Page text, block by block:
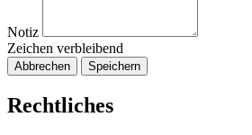
Notiz
Zeichen verbleibend
Abbrechen Speichern
Rechtliches